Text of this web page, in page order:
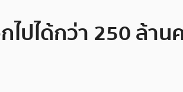
ปได้กว่า 250 ล้าน